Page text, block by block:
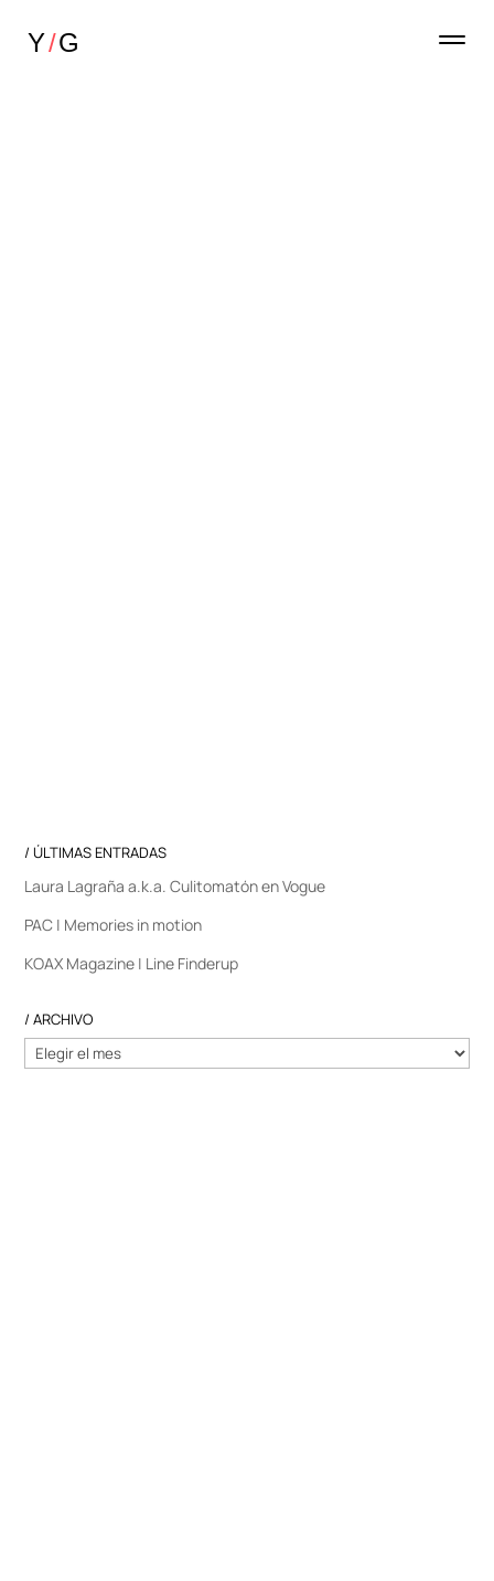
/ ÚLTIMAS ENTRADAS
Laura Lagraña a.k.a. Culitomatón en Vogue
PAC | Memories in motion
KOAX Magazine | Line Finderup
/ ARCHIVO